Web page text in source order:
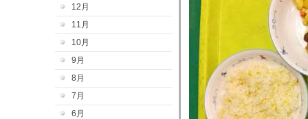
12月
11月
10月
9月
8月
7月
6月